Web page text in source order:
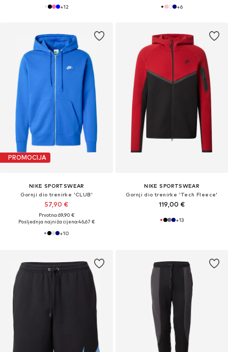
+12 +6
PROMOCIJA
NIKE SPORTSWEAR
Gornji dio trenirke 'CLUB'
57,90 €
Prvotno: 69,90 €
Posljednja najniža cijena:46,67 €
+10
NIKE SPORTSWEAR
Gornji dio trenirke 'Tech Fleece'
119,00 €
+13